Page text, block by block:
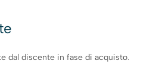
dal discente in fase di acquisto.